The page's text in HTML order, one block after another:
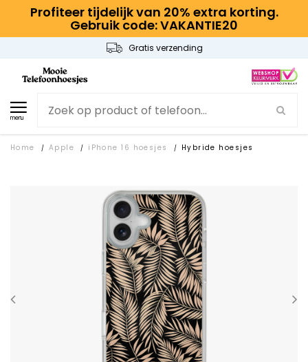
Profiteer tijdelijk van 20% extra korting.
Gebruik code: VAKANTIE20
Gratis verzending
menu
Home / Apple / iPhone 16 hoesjes / Hybride hoesjes